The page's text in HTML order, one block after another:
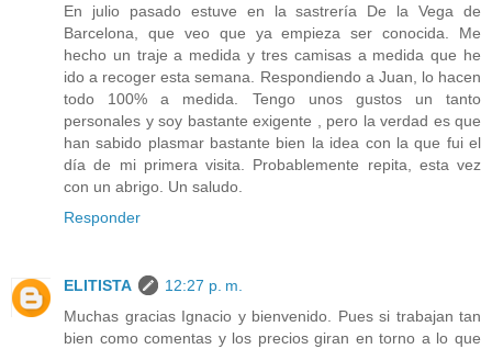
En julio pasado estuve en la sastrería De la Vega de
Barcelona, que veo que ya empieza ser conocida. Me
hecho un traje a medida y tres camisas a medida que he
ido a recoger esta semana. Respondiendo a Juan, lo hacen
todo 100% a medida. Tengo unos gustos un tanto
personales y soy bastante exigente , pero la verdad es que
han sabido plasmar bastante bien la idea con la que fui el
día de mi primera visita. Probablemente repita, esta vez
con un abrigo. Un saludo.
Responder
ELITISTA
12:27 p. m.
Muchas gracias Ignacio y bienvenido. Pues si trabajan tan
bien como comentas y los precios giran en torno a lo que